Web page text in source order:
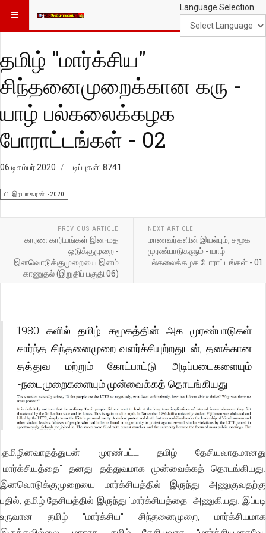
Language Selection
தமிழ் "மார்க்சிய"
சிந்தனைமுறைக்கான கரு -
யாழ் பல்கலைக்கழக
போராட்டங்கள் - 02
06 டிசம்பர் 2020 படிப்புகள்: 8741
பி.இரயாகரன் -2020
PREVIOUS ARTICLE
காரண காரியங்கள் இன-மத
ஒடுக்குமுறை -
இனவொடுக்குமுறையை இனம்
காணுதல் (இறுதிப் பகுதி 06)
NEXT ARTICLE
மாணவர்களின் இயல்பும், சமூக
முரண்பாடுகளும் - யாழ்
பல்கலைக்கழக போராட்டங்கள் - 01
1980 களில் தமிழ் சமூகத்தின் அக முரண்பாடுகள்
சார்ந்த சிந்தனைமுறை வளர்ச்சியுற்றதுடன், தனக்கான
தத்துவ மற்றும் கோட்பாட்டு அடிப்படைகளையும்
-நடைமுறைகளையும் முன்வைக்கத் தொடங்கியது
.தமிழினவாதத்துடன் முரண்பட்ட தமிழ் தேசியவாதமானது
"மார்க்சியத்தை" தனது தத்துவமாக முன்வைக்கத் தொடங்கியது.
இனவொடுக்குமுறையை மார்க்சியத்தில் இருந்து அணுகுவதற்கு
பதில், தமிழ் தேசியத்தில் இருந்து 'மார்க்சியத்தை" அணுகியது. இப்படி
உருவான தமிழ் "மார்க்சிய" சிந்தனைமுறை, மார்க்சியமாக